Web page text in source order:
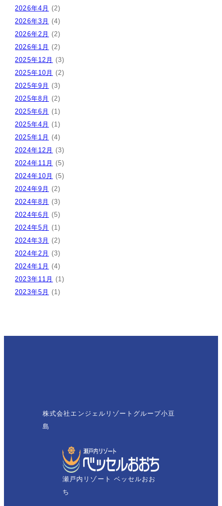
2026年4月 (2)
2026年3月 (4)
2026年2月 (2)
2026年1月 (2)
2025年12月 (3)
2025年10月 (2)
2025年9月 (3)
2025年8月 (2)
2025年6月 (1)
2025年4月 (1)
2025年1月 (4)
2024年12月 (3)
2024年11月 (5)
2024年10月 (5)
2024年9月 (2)
2024年8月 (3)
2024年6月 (5)
2024年5月 (1)
2024年3月 (2)
2024年2月 (3)
2024年1月 (4)
2023年11月 (1)
2023年5月 (1)
株式会社エンジェルリゾートグループ小豆
島
瀬戸内リゾート ベッセルおお
ち